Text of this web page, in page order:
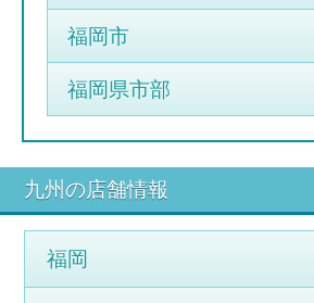
福岡市
福岡県市部
九州の店舗情報
福岡